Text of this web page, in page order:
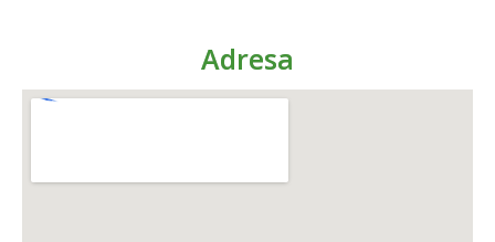
Adresa